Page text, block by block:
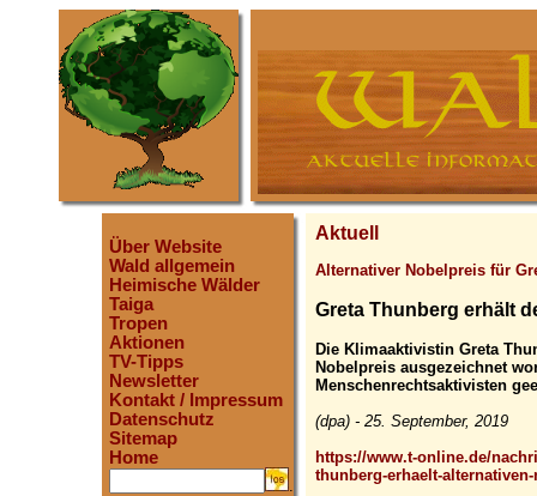
Über Website
Wald allgemein
Heimische Wälder
Taiga
Tropen
Aktionen
TV-Tipps
Newsletter
Kontakt / Impressum
Datenschutz
Sitemap
Home
.
Aktuell
Alternativer Nobelpreis für
Greta Thunberg erhält
Die Klimaaktivistin Greta
Nobelpreis ausgezeichnet
Menschenrechtsaktivisten
(dpa) - 25. September, 2019
https://www.t-online.de/
thunberg-erhaelt-